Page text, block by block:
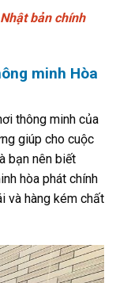
bản chính
minh Hòa
thông minh của
giúp cho cuộc
bạn nên biết
hòa phát chính
và hàng kém chất